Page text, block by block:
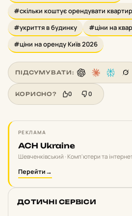
#скільки коштує орендувати
#укриття в будинку
#ціни на
#ціни на оренду Київ 2026
ПІДСУМУВАТИ:
КОРИСНО? 0 0
РЕКЛАМА
ACH Ukraine
Шевченківський · Комп'ютери та
Перейти→
ДОТИЧНІ СЕРВІСИ